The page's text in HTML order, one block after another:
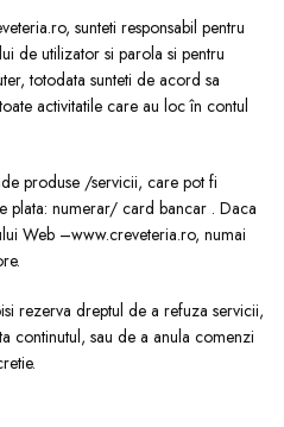
sunteti responsabil pentru
de utilizator si parola si pentru
totodata sunteti de acord sa
activitatile care au loc în contul
produse /servicii, care pot fi
plata: numerar/ card bancar . Daca
Web –www.creveteria.ro, numai
rezerva dreptul de a refuza servicii,
continutul, sau de a anula comenzi